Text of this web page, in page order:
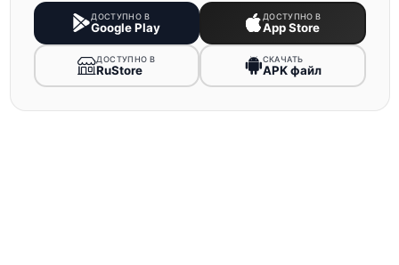
ДОСТУПНО В
Google Play
ДОСТУПНО В
App Store
ДОСТУПНО В
RuStore
СКАЧАТЬ
APK файл